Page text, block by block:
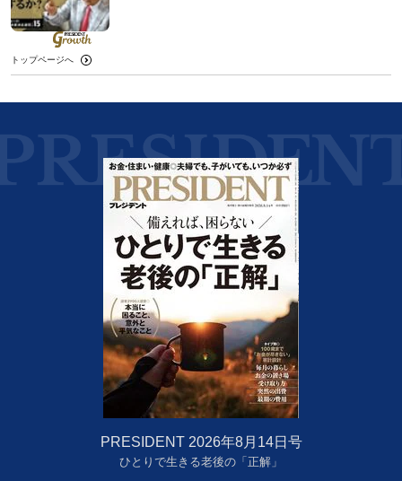
トップページへ
PRESIDENT 2026年8月14日号
ひとりで生きる老後の「正解」